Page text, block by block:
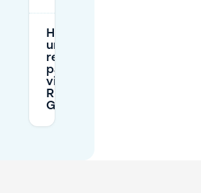
Ho bisogno di
un permesso
residente per
parcheggiare
vicino al
Ristorante
Gouden Huis?